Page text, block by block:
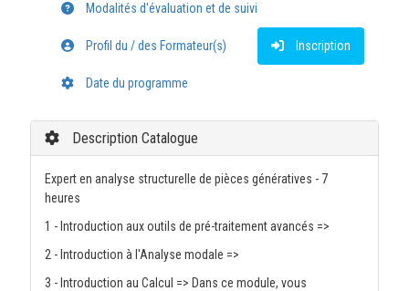
Modalités d'évaluation et de suivi
Profil du / des Formateur(s) Inscription
Date du programme
Description Catalogue
Expert en analyse structurelle de pièces génératives - 7
heures
1 - Introduction aux outils de pré-traitement avancés =>
2 - Introduction à l'Analyse modale =>
3 - Introduction au Calcul => Dans ce module, vous